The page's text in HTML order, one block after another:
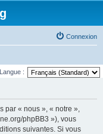
Connexion
Langue :
par « nous », « notre »,
phpBB3 »), vous
suivantes. Si vous